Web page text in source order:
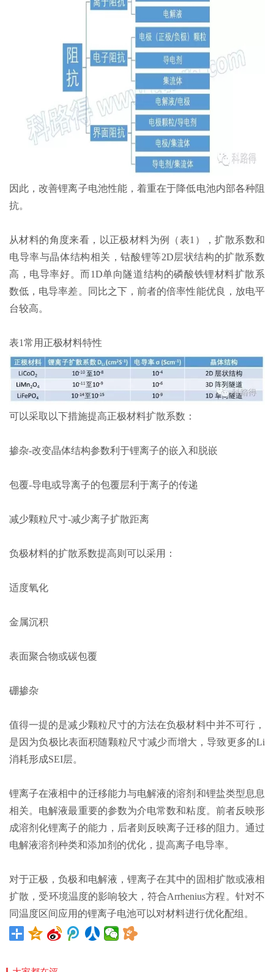
因此，改善锂离子电池性能，着重在于降低电池内部各种阻
抗。
从材料的角度来看，以正极材料为例（表1），扩散系数和
电导率与晶体结构相关，钴酸锂等2D层状结构的扩散系数
高，电导率好。而1D单向隧道结构的磷酸铁锂材料扩散系
数低，电导率差。同比之下，前者的倍率性能优良，放电平
台较高。
表1常用正极材料特性
可以采取以下措施提高正极材料扩散系数：
掺杂-改变晶体结构参数利于锂离子的嵌入和脱嵌
包覆-导电或导离子的包覆层利于离子的传递
减少颗粒尺寸-减少离子扩散距离
负极材料的扩散系数提高则可以采用：
适度氧化
金属沉积
表面聚合物或碳包覆
硼掺杂
值得一提的是减少颗粒尺寸的方法在负极材料中并不可行，
是因为负极比表面积随颗粒尺寸减少而增大，导致更多的Li
消耗形成SEI层。
锂离子在液相中的迁移能力与电解液的溶剂和锂盐类型息息
相关。电解液最重要的参数为介电常数和粘度。前者反映形
成溶剂化锂离子的能力，后者则反映离子迁移的阻力。通过
电解液溶剂种类和添加剂的优化，提高离子电导率。
对于正极，负极和电解液，锂离子在其中的固相扩散或液相
扩散，受环境温度的影响较大，符合Arrhenius方程。针对不
同温度区间应用的锂离子电池可以对材料进行优化配组。